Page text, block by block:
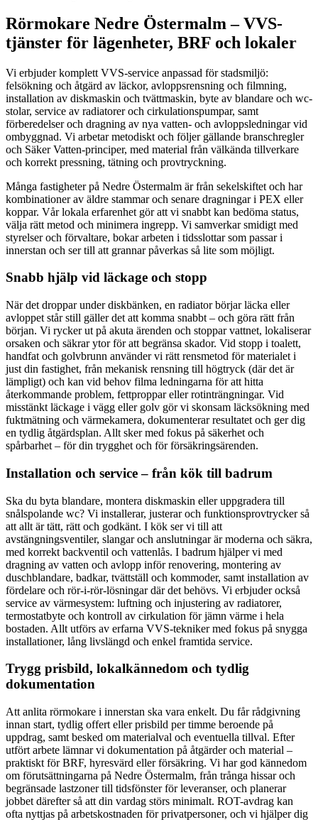
Rörmokare Nedre Östermalm – VVS-
tjänster för lägenheter, BRF och lokaler
Vi erbjuder komplett VVS-service anpassad för stadsmiljö:
felsökning och åtgärd av läckor, avloppsrensning och filmning,
installation av diskmaskin och tvättmaskin, byte av blandare och wc-
stolar, service av radiatorer och cirkulationspumpar, samt
förberedelser och dragning av nya vatten- och avloppsledningar vid
ombyggnad. Vi arbetar metodiskt och följer gällande branschregler
och Säker Vatten-principer, med material från välkända tillverkare
och korrekt pressning, tätning och provtryckning.
Många fastigheter på Nedre Östermalm är från sekelskiftet och har
kombinationer av äldre stammar och senare dragningar i PEX eller
koppar. Vår lokala erfarenhet gör att vi snabbt kan bedöma status,
välja rätt metod och minimera ingrepp. Vi samverkar smidigt med
styrelser och förvaltare, bokar arbeten i tidsslottar som passar i
innerstan och ser till att grannar påverkas så lite som möjligt.
Snabb hjälp vid läckage och stopp
När det droppar under diskbänken, en radiator börjar läcka eller
avloppet står still gäller det att komma snabbt – och göra rätt från
början. Vi rycker ut på akuta ärenden och stoppar vattnet, lokaliserar
orsaken och säkrar ytor för att begränsa skador. Vid stopp i toalett,
handfat och golvbrunn använder vi rätt rensmetod för materialet i
just din fastighet, från mekanisk rensning till högtryck (där det är
lämpligt) och kan vid behov filma ledningarna för att hitta
återkommande problem, fettproppar eller rotinträngningar. Vid
misstänkt läckage i vägg eller golv gör vi skonsam läcksökning med
fuktmätning och värmekamera, dokumenterar resultatet och ger dig
en tydlig åtgärdsplan. Allt sker med fokus på säkerhet och
spårbarhet – för din trygghet och för försäkringsärenden.
Installation och service – från kök till badrum
Ska du byta blandare, montera diskmaskin eller uppgradera till
snålspolande wc? Vi installerar, justerar och funktionsprovtrycker så
att allt är tätt, rätt och godkänt. I kök ser vi till att
avstängningsventiler, slangar och anslutningar är moderna och säkra,
med korrekt backventil och vattenlås. I badrum hjälper vi med
dragning av vatten och avlopp inför renovering, montering av
duschblandare, badkar, tvättställ och kommoder, samt installation av
fördelare och rör-i-rör-lösningar där det behövs. Vi erbjuder också
service av värmesystem: luftning och injustering av radiatorer,
termostatbyte och kontroll av cirkulation för jämn värme i hela
bostaden. Allt utförs av erfarna VVS-tekniker med fokus på snygga
installationer, lång livslängd och enkel framtida service.
Trygg prisbild, lokalkännedom och tydlig
dokumentation
Att anlita rörmokare i innerstan ska vara enkelt. Du får rådgivning
innan start, tydlig offert eller prisbild per timme beroende på
uppdrag, samt besked om materialval och eventuella tillval. Efter
utfört arbete lämnar vi dokumentation på åtgärder och material –
praktiskt för BRF, hyresvärd eller försäkring. Vi har god kännedom
om förutsättningarna på Nedre Östermalm, från trånga hissar och
begränsade lastzoner till tidsfönster för leveranser, och planerar
jobbet därefter så att din vardag störs minimalt. ROT-avdrag kan
ofta nyttjas på arbetskostnaden för privatpersoner, och vi hjälper dig